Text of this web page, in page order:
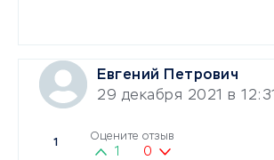
Евгений Петрович
29 декабря 2021 в 12:31
1
Оцените отзыв
1 0